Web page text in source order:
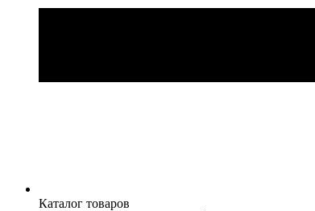
Каталог товаров